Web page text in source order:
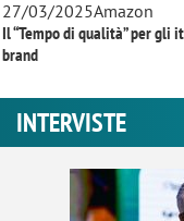
27/03/2025Amazon
Il “Tempo di qualità” per gli
brand
INTERVISTE